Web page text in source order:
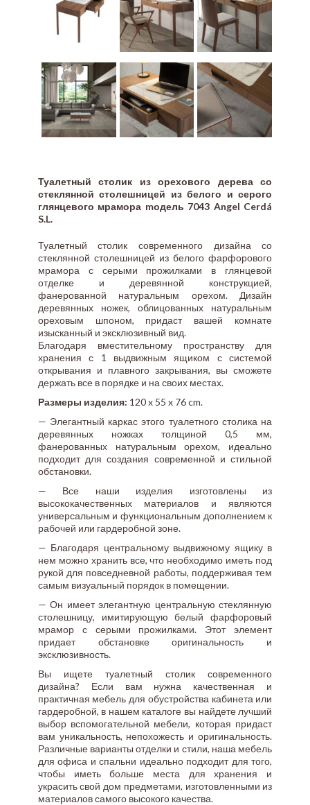
Туалетный столик из орехового дерева со
стеклянной столешницей из белого и серого
глянцевого мрамора mодель 7043 Angel Cerdá
S.L.
Туалетный столик современного дизайна со
стеклянной столешницей из белого фарфорового
мрамора с серыми прожилками в глянцевой
отделке и деревянной конструкцией,
фанерованной натуральным орехом. Дизайн
деревянных ножек, облицованных натуральным
ореховым шпоном, придаст вашей комнате
изысканный и эксклюзивный вид.
Благодаря вместительному пространству для
хранения с 1 выдвижным ящиком с системой
открывания и плавного закрывания, вы сможете
держать все в порядке и на своих местах.
Размеры изделия: 120 x 55 x 76 cm.
— Элегантный каркас этого туалетного столика на
деревянных ножках толщиной 0,5 мм,
фанерованных натуральным орехом, идеально
подходит для создания современной и стильной
обстановки.
— Все наши изделия изготовлены из
высококачественных материалов и являются
универсальным и функциональным дополнением к
рабочей или гардеробной зоне.
— Благодаря центральному выдвижному ящику в
нем можно хранить все, что необходимо иметь под
рукой для повседневной работы, поддерживая тем
самым визуальный порядок в помещении.
— Он имеет элегантную центральную стеклянную
столешницу, имитирующую белый фарфоровый
мрамор с серыми прожилками. Этот элемент
придает обстановке оригинальность и
эксклюзивность.
Вы ищете туалетный столик современного
дизайна? Если вам нужна качественная и
практичная мебель для обустройства кабинета или
гардеробной, в нашем каталоге вы найдете лучший
выбор вспомогательной мебели, которая придаст
вам уникальность, непохожесть и оригинальность.
Различные варианты отделки и стили, наша мебель
для офиса и спальни идеально подходит для того,
чтобы иметь больше места для хранения и
украсить свой дом предметами, изготовленными из
материалов самого высокого качества.